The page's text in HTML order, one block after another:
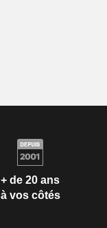
+ de 20 ans
à vos côtés